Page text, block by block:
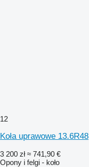
12
Koła uprawowe 13.6R48
3 200 zł ≈ 741,90 €
Opony i felgi - koło